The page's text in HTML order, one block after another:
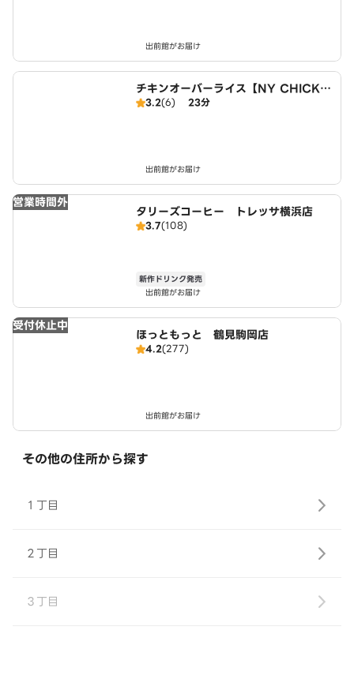
出前館がお届け
チキンオーバーライス【NY CHICKE
N STAND】 綱島店
3.2(6) 23分
出前館がお届け
営業時間外
タリーズコーヒー トレッサ横浜店
3.7(108)
新作ドリンク発売
出前館がお届け
受付休止中
ほっともっと 鶴見駒岡店
4.2(277)
出前館がお届け
その他の住所から探す
１丁目
２丁目
３丁目